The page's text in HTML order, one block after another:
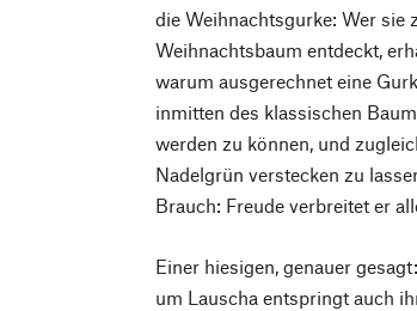
die Weihnachtsgurke: Wer sie
Weihnachtsbaum entdeckt,
warum ausgerechnet eine
inmitten des klassischen
werden zu können, und
Nadelgrün verstecken zu
Brauch: Freude verbreitet er
Einer hiesigen, genauer
um Lauscha entspringt auch